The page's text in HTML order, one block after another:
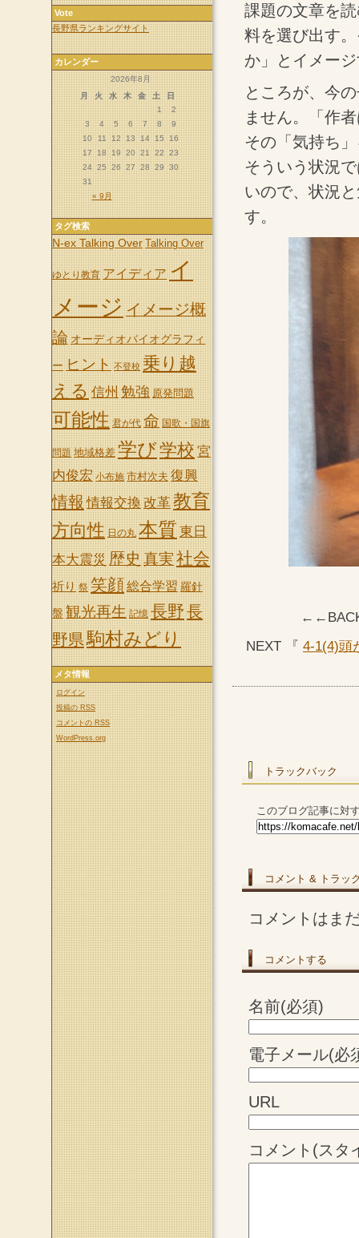
課題の文章を
料を選び出す
か」とイメー
ところが、今
ません。「作
その「気持ち
そういう状況
いので、状況
す。
NEXT 『 4-1(4)頭
トラックバック
このブログ記事に対
コメント & トラッ
コメントはま
コメントする
名前(必須)
電子メール(必
URL
コメント(スタ
Vote
長野県ランキングサイト
カレンダー
2026年8月
月
火 水 木 金 土 日
« 9月
1
2
3
4 5 6 7 8
9
10
11 12 13 14 15
16
17
18 19 20 21 22
23
24
25 26 27 28 29
30
31
タグ検索
N-ex Talking Over Talking Over
ゆとり教育 アイディア イ
メージ イメージ概
論 オーディオバイオグラフィ
ー ヒント 不登校 乗り越
える信州 勉強 原発問題
可能性 君が代 命 国歌・国旗
問題 地域格差 学び学校 宮
内俊宏 小布施 市村次夫 復興
情報情報交換 改革教育
方向性 日の丸 本質東日
本大震災 歴史 真実社会
祈り 祭 笑顔総合学習 羅針
盤 観光再生 記憶 長野長
野県駒村みどり
メタ情報
ログイン
投稿の RSS
コメントの RSS
WordPress.org